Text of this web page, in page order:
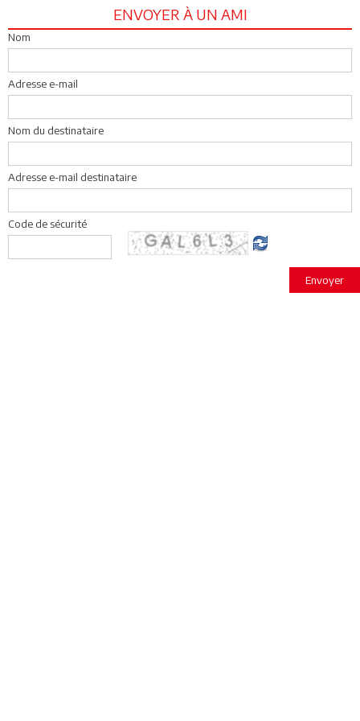
ENVOYER À UN AMI
Nom
Adresse e-mail
Nom du destinataire
Adresse e-mail destinataire
Code de sécurité
Envoyer